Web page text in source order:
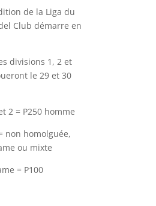
de la Liga du
Club démarre en
divisions 1, 2 et
le 29 et 30
2 = P250 homme
non homolguée,
ou mixte
= P100